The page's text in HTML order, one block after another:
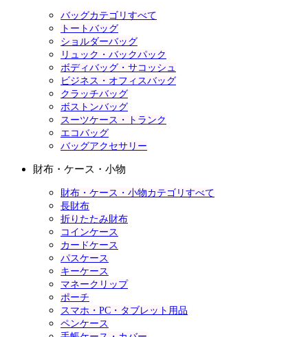
バッグカテゴリすべて
トートバッグ
ショルダーバッグ
リュック・バックパック
ボディバッグ・サコッシュ
ビジネス・オフィスバッグ
クラッチバッグ
ボストンバッグ
スーツケース・トランク
エコバッグ
バッグアクセサリー
財布・ケース・小物
財布・ケース・小物カテゴリすべて
長財布
折りたたみ財布
コインケース
カードケース
パスケース
キーケース
マネークリップ
ポーチ
スマホ・PC・タブレット用品
ペンケース